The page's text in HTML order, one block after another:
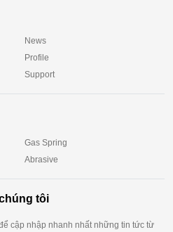
News
Profile
Support
Gas Spring
Abrasive
tôi
cập nhập nhanh nhất những tin tức từ